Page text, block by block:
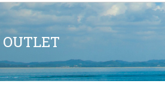
OUTLET